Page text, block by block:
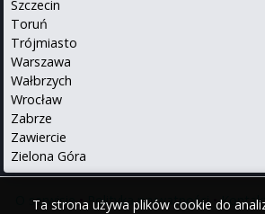
Ta strona używa plików cookie do
Szczecin
Toruń
Trójmiasto
Warszawa
Wałbrzych
Wrocław
Zabrze
Zawiercie
Zielona Góra
O serwisie•Polityka prywatności•